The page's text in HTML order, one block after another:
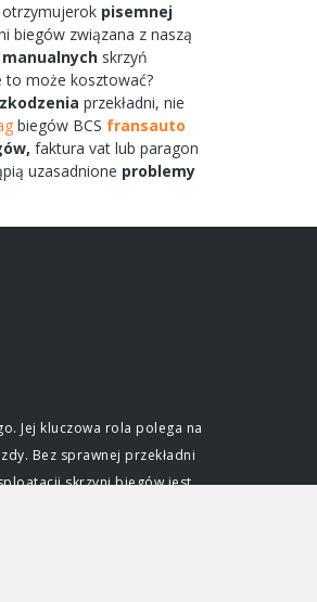
otrzymujerok pisemnej
biegów związana z naszą
manualnych skrzyń
to może kosztować?
przekładni, nie
biegów BCS fransauto
faktura vat lub paragon
uzasadnione problemy
Jej kluczowa rola polega na
Bez sprawnej przekładni
skrzyni biegów jest